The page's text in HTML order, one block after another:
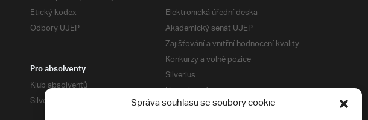
Správa souhlasu se soubory cookie
Etický kodex
Odbory UJEP
Elektronická úřední deska –
Akademický senát UJEP
Zajišťování a vnitřní hodnocení kvality
Konkurzy a volné pozice
Silverius
Napsali o nás
Tiskové zprávy
Pro absolventy
Klub absolventů
Silverius